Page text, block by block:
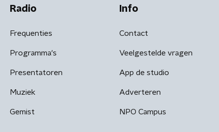
Radio
Frequenties
Programma's
Presentatoren
Muziek
Gemist
Info
Contact
Veelgestelde vragen
App de studio
Adverteren
NPO Campus